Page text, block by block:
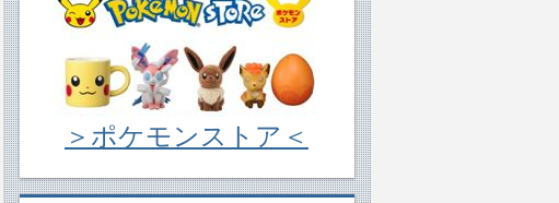
＞ポケモンストア＜